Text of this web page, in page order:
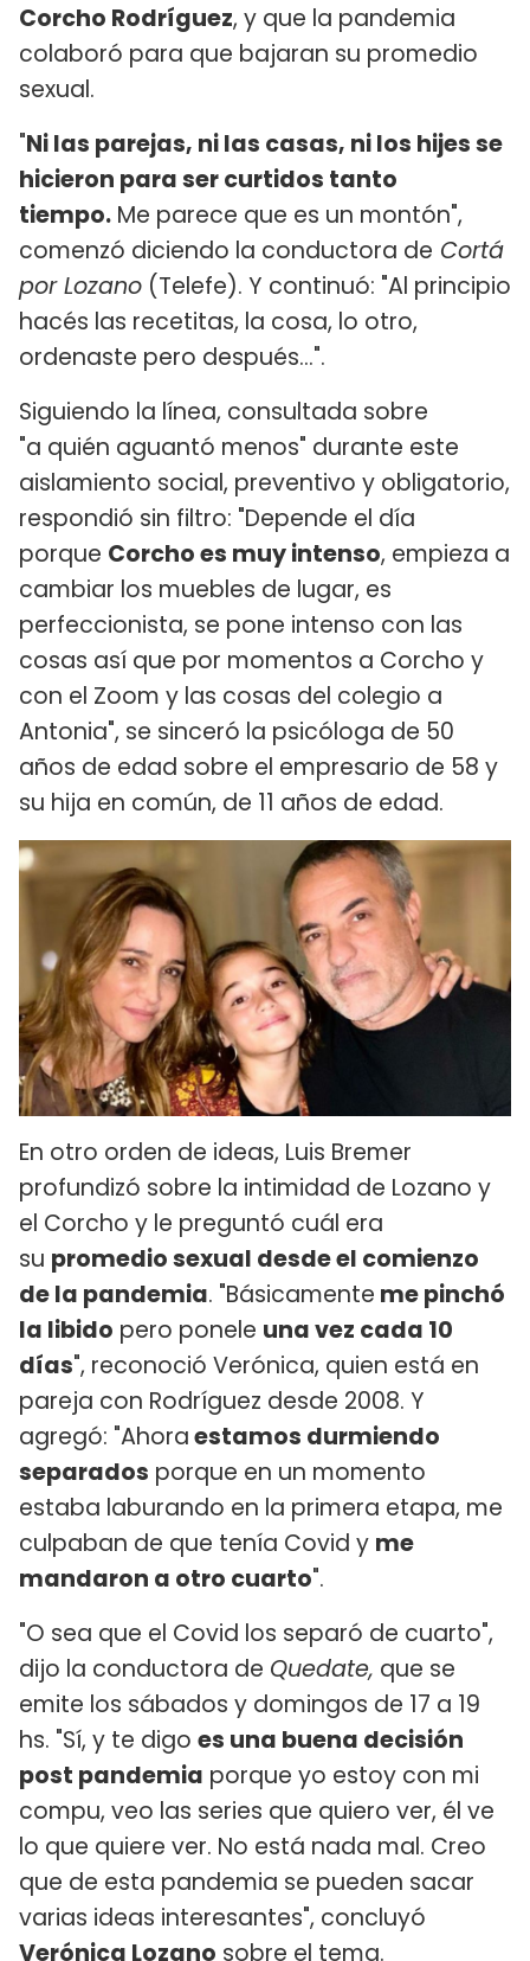
Corcho Rodríguez, y que la pandemia
colaboró para que bajaran su promedio
sexual.
"Ni las parejas, ni las casas, ni los hijes se
hicieron para ser curtidos tanto
tiempo. Me parece que es un montón",
comenzó diciendo la conductora de Cortá
por Lozano (Telefe). Y continuó: "Al principio
hacés las recetitas, la cosa, lo otro,
ordenaste pero después...".
Siguiendo la línea, consultada sobre
"a quién aguantó menos" durante este
aislamiento social, preventivo y obligatorio,
respondió sin filtro: "Depende el día
porque Corcho es muy intenso, empieza a
cambiar los muebles de lugar, es
perfeccionista, se pone intenso con las
cosas así que por momentos a Corcho y
con el Zoom y las cosas del colegio a
Antonia", se sinceró la psicóloga de 50
años de edad sobre el empresario de 58 y
su hija en común, de 11 años de edad.
En otro orden de ideas, Luis Bremer
profundizó sobre la intimidad de Lozano y
el Corcho y le preguntó cuál era
su promedio sexual desde el comienzo
de la pandemia. "Básicamente me pinchó
la libido pero ponele una vez cada 10
días", reconoció Verónica, quien está en
pareja con Rodríguez desde 2008. Y
agregó: "Ahoraestamos durmiendo
separados porque en un momento
estaba laburando en la primera etapa, me
culpaban de que tenía Covid y me
mandaron a otro cuarto".
"O sea que el Covid los separó de cuarto",
dijo la conductora de Quedate, que se
emite los sábados y domingos de 17 a 19
hs. "Sí, y te digo es una buena decisión
post pandemia porque yo estoy con mi
compu, veo las series que quiero ver, él ve
lo que quiere ver. No está nada mal. Creo
que de esta pandemia se pueden sacar
varias ideas interesantes", concluyó
Verónica Lozano sobre el tema.